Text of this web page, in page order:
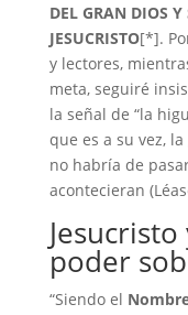
DEL GRAN DIOS
JESUCRISTO[*].
y lectores,
meta, seguiré
la señal de “la
que es a su vez,
no habría de
acontecieran
poder
“Siendo el Nombre